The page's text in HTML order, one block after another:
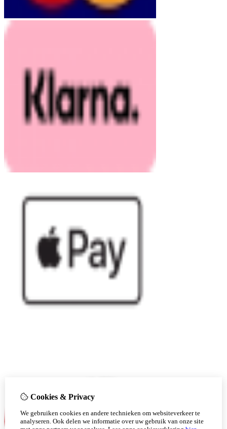
Cookies & Privacy
We gebruiken cookies en andere technieken om websiteverkeer te
analyseren. Ook delen we informatie over uw gebruik van onze site